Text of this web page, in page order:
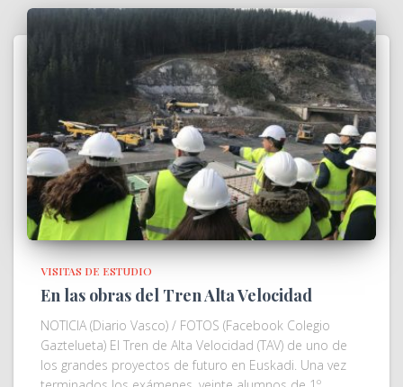
VISITAS DE ESTUDIO
En las obras del Tren Alta Velocidad
NOTICIA (Diario Vasco) / FOTOS (Facebook Colegio
Gaztelueta) El Tren de Alta Velocidad (TAV) de uno de
los grandes proyectos de futuro en Euskadi. Una vez